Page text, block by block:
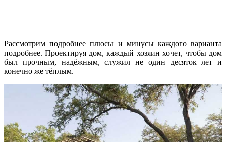
Рассмотрим подробнее плюсы и минусы каждого варианта
подробнее. Проектируя дом, каждый хозяин хочет, чтобы дом
был прочным, надёжным, служил не один десяток лет и
конечно же тёплым.